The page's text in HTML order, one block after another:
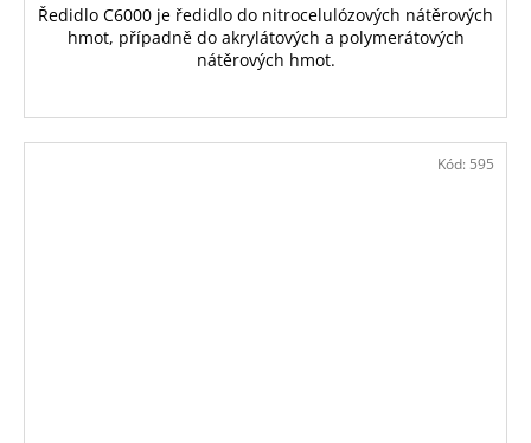
Ředidlo C6000 je ředidlo do nitrocelulózových nátěrových
hmot, případně do akrylátových a polymerátových
nátěrových hmot.
Kód: 595